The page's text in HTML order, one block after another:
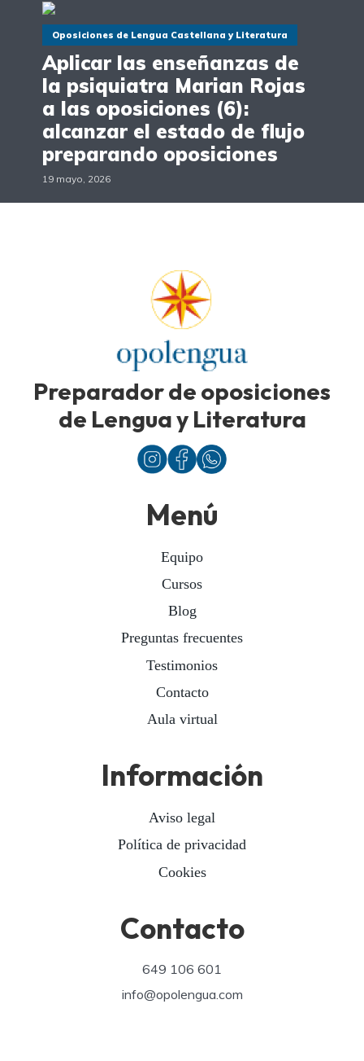
Oposiciones de Lengua Castellana y Literatura
Aplicar las enseñanzas de
la psiquiatra Marian Rojas
a las oposiciones (6):
alcanzar el estado de flujo
preparando oposiciones
19 mayo, 2026
Preparador de oposiciones
de Lengua y Literatura
Menú
Equipo
Cursos
Blog
Preguntas frecuentes
Testimonios
Contacto
Aula virtual
Información
Aviso legal
Política de privacidad
Cookies
Contacto
649 106 601
info@opolengua.com